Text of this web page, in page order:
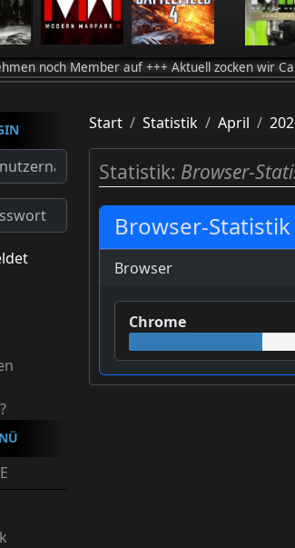
Member auf +++ Aktuell zocken wir Call of
Start Statistik April
Statistik: Browser-
Browser-Statistik
Browser
Chrome